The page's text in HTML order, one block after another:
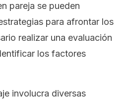
pareja se pueden
para afrontar los
realizar una evaluación
los factores
involucra diversas